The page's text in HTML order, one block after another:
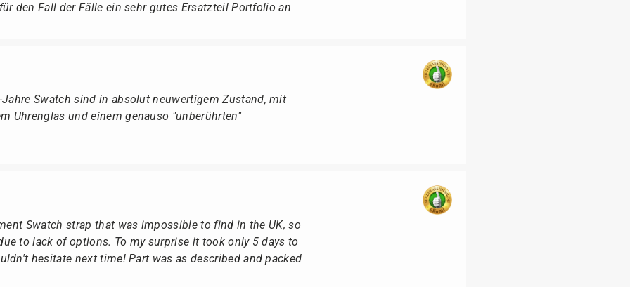
den Fall der Fälle ein sehr gutes Ersatzteil Portfolio an
Jahre Swatch sind in absolut neuwertigem Zustand, mit
Uhrenglas und einem genauso "unberührten"
Swatch strap that was impossible to find in the UK, so
to lack of options. To my surprise it took only 5 days to
hesitate next time! Part was as described and packed